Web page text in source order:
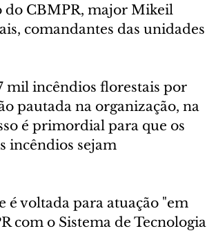
do CBMPR, major Mikeil
comandantes das unidades
mil incêndios florestais por
pautada na organização, na
é primordial para que os
incêndios sejam
é voltada para atuação "em
com o Sistema de Tecnologia